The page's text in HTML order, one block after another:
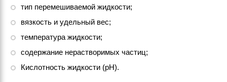
тип перемешиваемой жидкости;
вязкость и удельный вес;
температура жидкости;
содержание нерастворимых частиц;
Кислотность жидкости (pH).